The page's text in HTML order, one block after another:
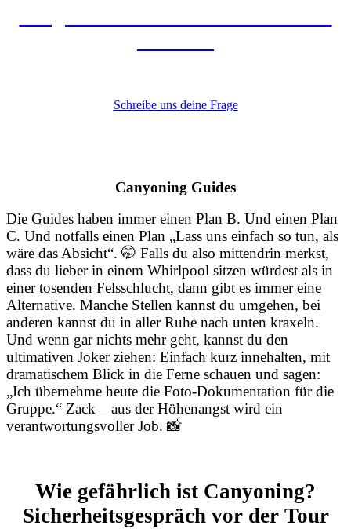
Schreibe uns deine Frage
Canyoning Guides
Die Guides haben immer einen Plan B. Und einen Plan
C. Und notfalls einen Plan „Lass uns einfach so tun, als
wäre das Absicht“. 🤭 Falls du also mittendrin merkst,
dass du lieber in einem Whirlpool sitzen würdest als in
einer tosenden Felsschlucht, dann gibt es immer eine
Alternative. Manche Stellen kannst du umgehen, bei
anderen kannst du in aller Ruhe nach unten kraxeln.
Und wenn gar nichts mehr geht, kannst du den
ultimativen Joker ziehen: Einfach kurz innehalten, mit
dramatischem Blick in die Ferne schauen und sagen:
„Ich übernehme heute die Foto-Dokumentation für die
Gruppe.“ Zack – aus der Höhenangst wird ein
verantwortungsvoller Job. 📸
Wie gefährlich ist Canyoning?
Sicherheitsgespräch vor der Tour